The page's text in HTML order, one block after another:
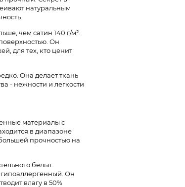
натуральным
чем сатин 140 г/м².
Он
для тех, кто ценит
Она делает ткань
- нежности и легкости
материалы с
в диапазоне
прочностью на
белья.
Он
влагу в 50%